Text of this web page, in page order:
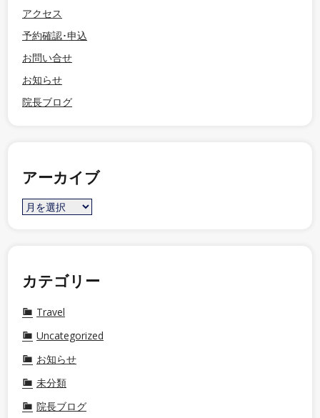
アクセス
予約確認･申込
お問い合せ
お知らせ
院長ブログ
アーカイブ
カテゴリー
Travel
Uncategorized
お知らせ
未分類
院長ブログ